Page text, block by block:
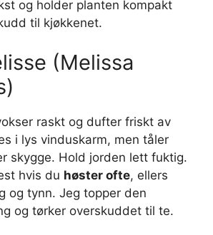
og holder planten kompakt
til kjøkkenet.
(Melissa
raskt og dufter friskt av
i lys vinduskarm, men tåler
skygge. Hold jorden lett fuktig.
hvis du høster ofte, ellers
og tynn. Jeg topper den
og tørker overskuddet til te.